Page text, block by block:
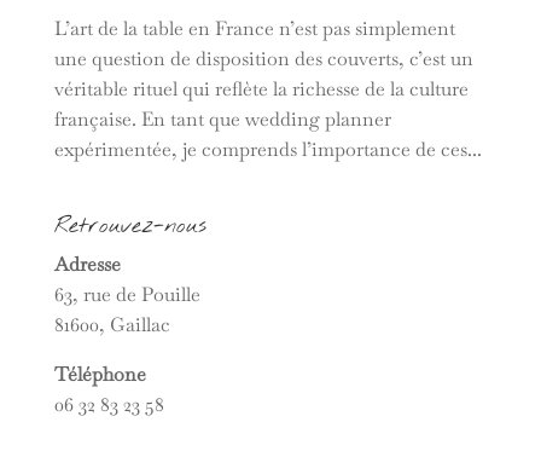
L’art de la table en France n’est pas simplement
une question de disposition des couverts, c’est un
véritable rituel qui reflète la richesse de la culture
française. En tant que wedding planner
expérimentée, je comprends l’importance de ces...
Retrouvez-nous
Adresse
63, rue de Pouille
81600, Gaillac
Téléphone
06 32 83 23 58